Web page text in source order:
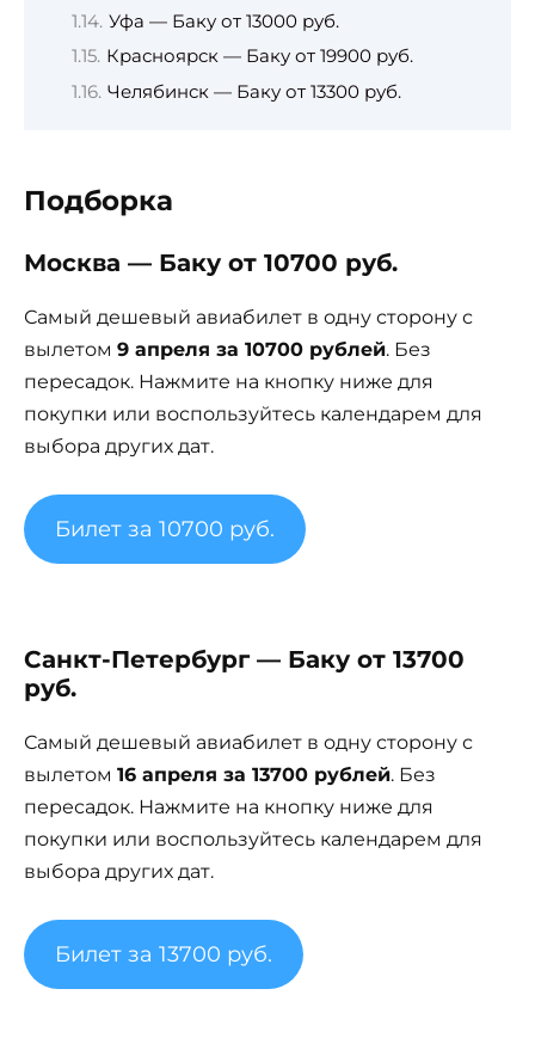
Уфа — Баку от 13000 руб.
Красноярск — Баку от 19900 руб.
Челябинск — Баку от 13300 руб.
Подборка
Москва — Баку от 10700 руб.
Самый дешевый авиабилет в одну сторону с
вылетом 9 апреля за 10700 рублей. Без
пересадок. Нажмите на кнопку ниже для
покупки или воспользуйтесь календарем для
выбора других дат.
Билет за 10700 руб.
Санкт-Петербург — Баку от 13700
руб.
Самый дешевый авиабилет в одну сторону с
вылетом 16 апреля за 13700 рублей. Без
пересадок. Нажмите на кнопку ниже для
покупки или воспользуйтесь календарем для
выбора других дат.
Билет за 13700 руб.